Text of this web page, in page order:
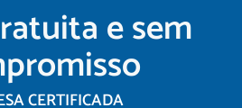
e sem
CERTIFICADA